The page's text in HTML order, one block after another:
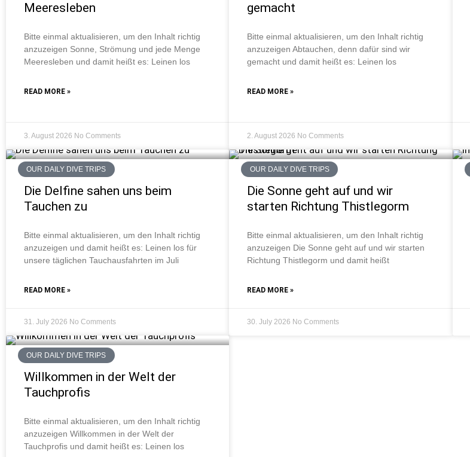
Meeresleben
Bitte einmal aktualisieren, um den Inhalt richtig
anzuzeigen Sonne, Strömung und jede Menge
Meeresleben und damit heißt es: Leinen los
READ MORE »
3. August 2026 No Comments
gemacht
Bitte einmal aktualisieren, um den Inhalt richtig
anzuzeigen Abtauchen, denn dafür sind wir
gemacht und damit heißt es: Leinen los
READ MORE »
2. August 2026 No Comments
OUR DAILY DIVE TRIPS
Die Delfine sahen uns beim
Tauchen zu
Bitte einmal aktualisieren, um den Inhalt richtig
anzuzeigen und damit heißt es: Leinen los für
unsere täglichen Tauchausfahrten im Juli
READ MORE »
31. July 2026 No Comments
OUR DAILY DIVE TRIPS
Die Sonne geht auf und wir
starten Richtung Thistlegorm
Bitte einmal aktualisieren, um den Inhalt richtig
anzuzeigen Die Sonne geht auf und wir starten
Richtung Thistlegorm und damit heißt
READ MORE »
30. July 2026 No Comments
OUR DAILY DIVE TRIPS
Willkommen in der Welt der
Tauchprofis
Bitte einmal aktualisieren, um den Inhalt richtig
anzuzeigen Willkommen in der Welt der
Tauchprofis und damit heißt es: Leinen los